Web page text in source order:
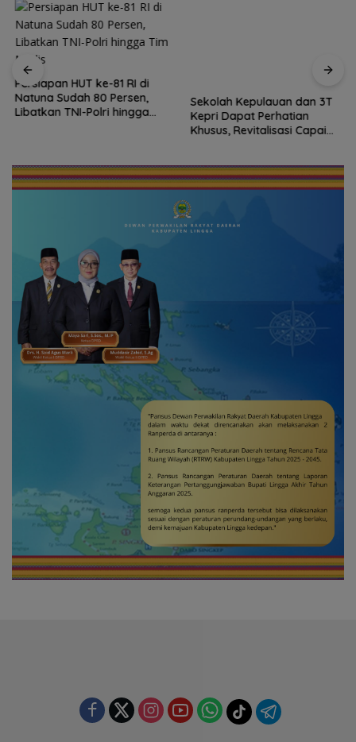
Persiapan HUT ke-81 RI di
Natuna Sudah 80 Persen,
Libatkan TNI-Polri hingga
Kepri Dapat Perhatian
Khusus, Revitalisasi Capai
Rp.97 Miliar